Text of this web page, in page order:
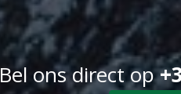
Bel ons direct op